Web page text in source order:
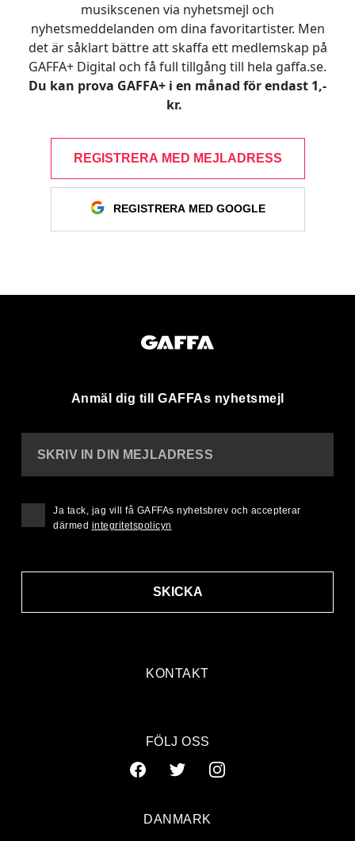
musikscenen via nyhetsmejl och
nyhetsmeddelanden om dina favoritartister. Men
det är såklart bättre att skaffa ett medlemskap på
GAFFA+ Digital och få full tillgång till hela gaffa.se.
Du kan prova GAFFA+ i en månad för endast 1,-
kr.
REGISTRERA MED MEJLADRESS
REGISTRERA MED GOOGLE
Anmäl dig till GAFFAs nyhetsmejl
KONTAKT
SKRIV IN DIN MEJLADRESS
SKICKA
Ja tack, jag vill få GAFFAs nyhetsbrev och accepterar
därmed integritetspolicyn
FÖLJ OSS
DANMARK